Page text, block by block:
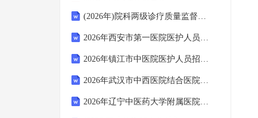
(2026年)院科两级诊疗质量监督管理制度
2026年西安市第一医院医护人员招聘笔试参考试题及答案详解
2026年镇江市中医院医护人员招聘笔试参考试题及答案详解
2026年武汉市中西医院结合医院医护人员招聘考试备考试题及答案详解
2026年辽宁中医药大学附属医院医护人员招聘考试备考试题及答案详解